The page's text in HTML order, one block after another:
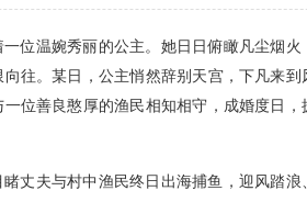
位温婉秀丽的公主。她日日俯瞰凡尘烟
往。某日，公主悄然辞别天宫，下凡来
位善良憨厚的渔民相知相守，成婚度日
丈夫与村中渔民终日出海捕鱼，迎风踏